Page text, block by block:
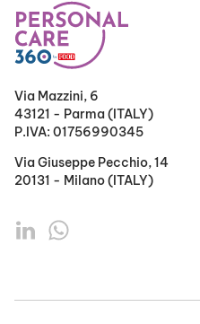
Via Mazzini, 6
43121 - Parma (ITALY)
P.IVA: 01756990345
Via Giuseppe Pecchio, 14
20131 - Milano (ITALY)